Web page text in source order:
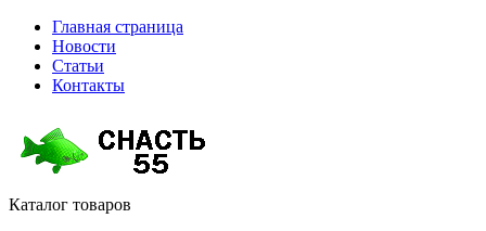
Главная страница
Новости
Статьи
Контакты
Каталог товаров